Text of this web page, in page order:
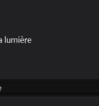
lumière